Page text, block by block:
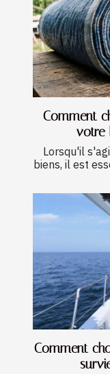
Comment
votre
Lorsqu'il
biens, il est
Comment